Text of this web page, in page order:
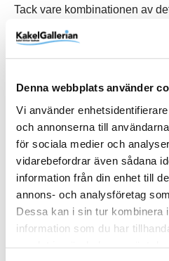
Denna webbplats använder
Vi använder
och annonserna till
för sociala medier och
vidarebefordrar även sådana
information från din enhet till
annons- och analysföretag
Dessa kan i sin tur kombinera
information som du har
Tack vare kombinationen av
Original-lyftgångjärnet och
skapas något helt unikt.
säkerhetsglas och kommer
Kombinera gärna med den
PILE som integreras direkt i
Montera duschen på
SAFE-FIX utan att bryta